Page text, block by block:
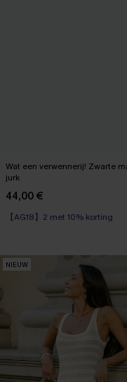
Wat een verwennerij! Zwarte
jurk
44,00 €
【AG18】2 met 10% korting
NIEUW